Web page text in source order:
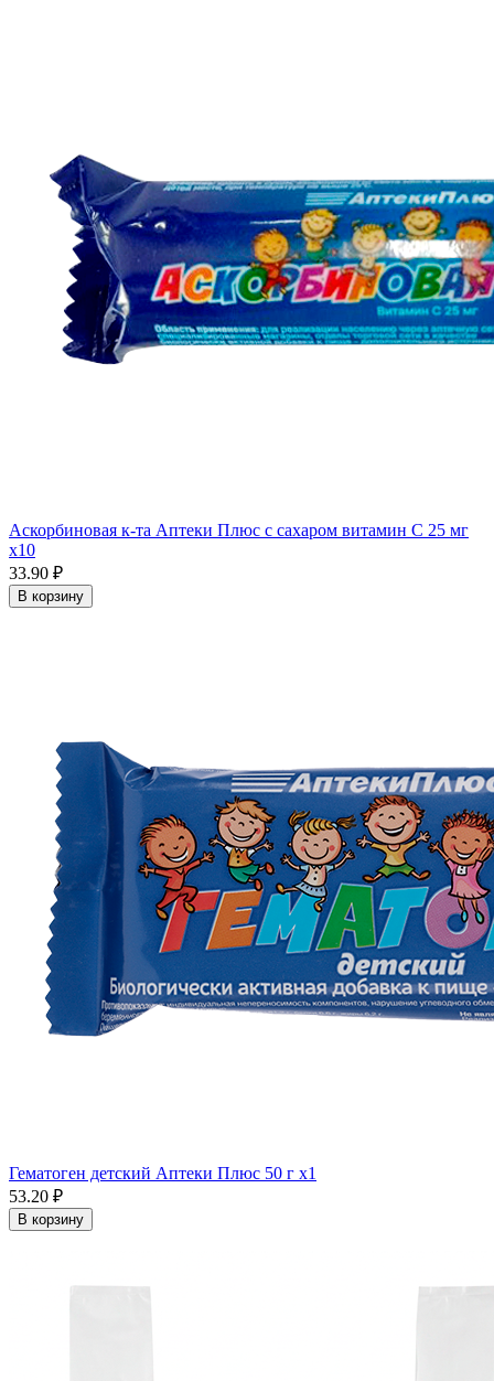
Аскорбиновая к-та Аптеки Плюс с сахаром витамин С 25 мг
x10
33.90 ₽
В корзину
Гематоген детский Аптеки Плюс 50 г x1
53.20 ₽
В корзину